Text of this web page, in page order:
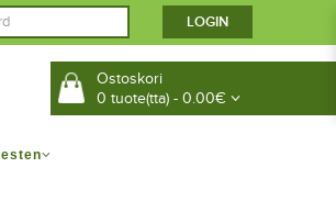
Ostoskori
0 tuote(tta) - 0.00€